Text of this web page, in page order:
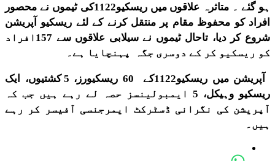
ہو گئے ۔ متاثرہ علاقوں میں ریسکیو1122کی ٹیموں نے محصور
افراد کو محفوظ مقام پر منتقل کرنے کے لئے ریسکیو آپریشن
شروع کر دیا، تاحال ٹیموں نے سیلابی علاقوں سے 157افراد
کو ریسکیو کر کے دوسری جگہ پہنچایا ہے۔
آپریشن میں ریسکیو1122کے 60 ریسکیورز، 5 کشتیوں، ایک
ریسکیو وہیکل، 5 ایمبولینسز حصہ لے رہے ہیں جب کہ
آپریشن کی نگرانی ڈسٹرکٹ ایمرجنسی آفیسر کر رہے
ہیں۔